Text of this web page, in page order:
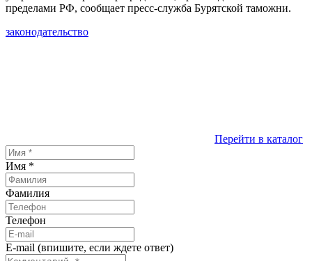
пределами РФ, сообщает пресс-служба Бурятской таможни.
законодательство
Перейти в каталог
Имя *
Фамилия
Телефон
E-mail (впишите, если ждете ответ)